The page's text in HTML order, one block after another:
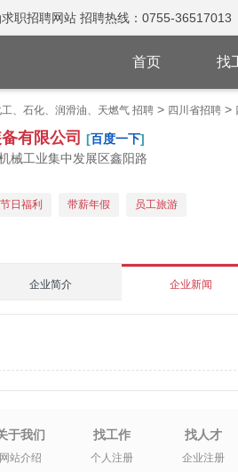
职招聘网站 招聘热线：0755-36517013
首页 找
、石化、润滑油、天燃气 招聘 > 四川省招聘 >
有限公司 [百度一下]
械工业集中发展区鑫阳路
节日福利 带薪年假 员工旅游
企业简介 企业新闻
于我们
网站介绍
找工作
个人注册
找人才
企业注册